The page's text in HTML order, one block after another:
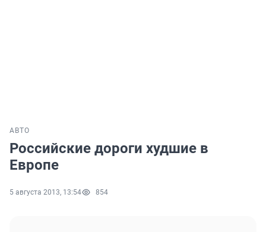
АВТО
Российские дороги худшие в
Европе
5 августа 2013, 13:54 854